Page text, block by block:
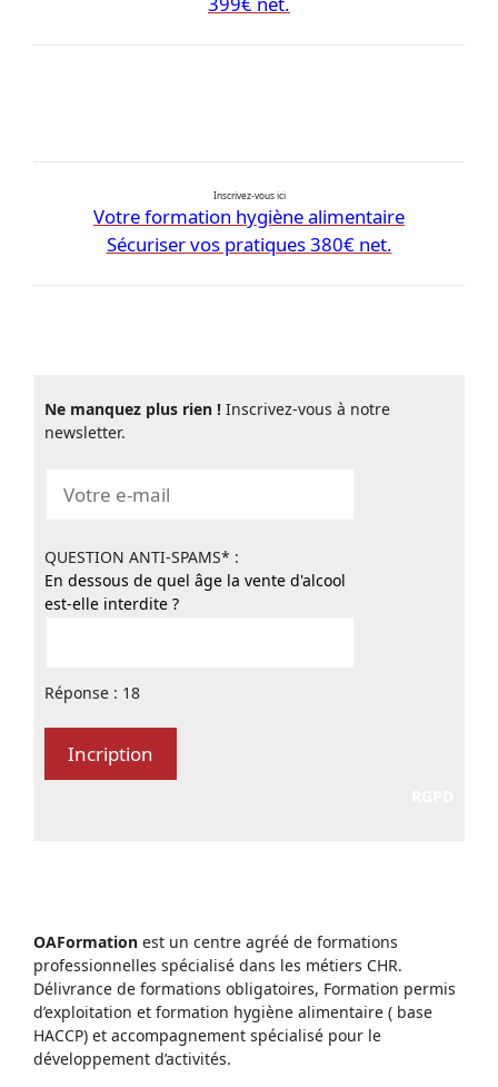
Inscrivez-vous ici
Votre formation hygiène alimentaire
Sécuriser vos pratiques 380€ net.
Ne manquez plus rien ! Inscrivez-vous à notre
newsletter.
QUESTION ANTI-SPAMS* :
En dessous de quel âge la vente d'alcool
est-elle interdite ?
Réponse : 18
OAFormation est un centre agréé de formations
professionnelles spécialisé dans les métiers CHR.
Délivrance de formations obligatoires, Formation permis
d’exploitation et formation hygiène alimentaire ( base
HACCP) et accompagnement spécialisé pour le
développement d’activités.